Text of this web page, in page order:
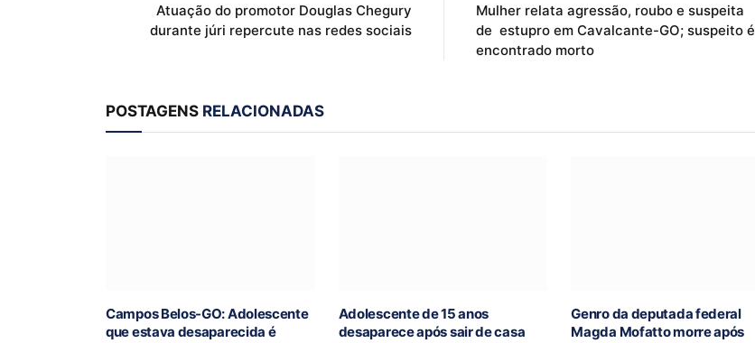
Atuação do promotor Douglas Chegury
durante júri repercute nas redes sociais
Mulher relata agressão, roubo e suspeita
de estupro em Cavalcante-GO; suspeito é
encontrado morto
POSTAGENS RELACIONADAS
Campos Belos-GO: Adolescente
que estava desaparecida é
Adolescente de 15 anos
desaparece após sair de casa
Genro da deputada federal
Magda Mofatto morre após